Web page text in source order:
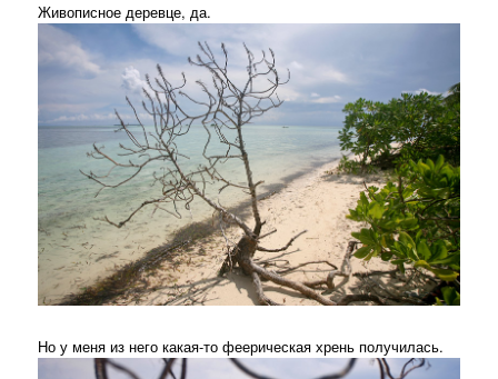
Живописное деревце, да.
Но у меня из него какая-то феерическая хрень получилась.